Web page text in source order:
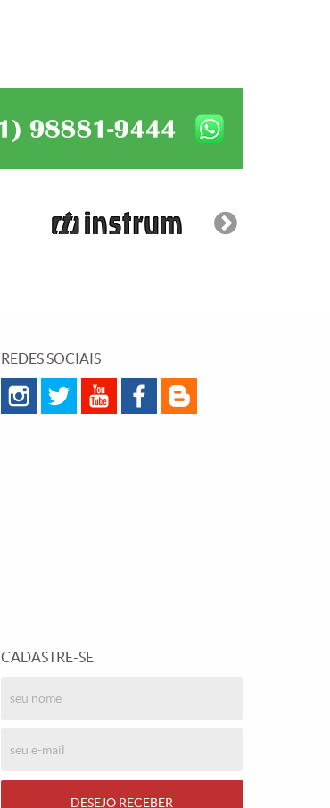
REDES SOCIAIS
CADASTRE-SE
DESEJO RECEBER